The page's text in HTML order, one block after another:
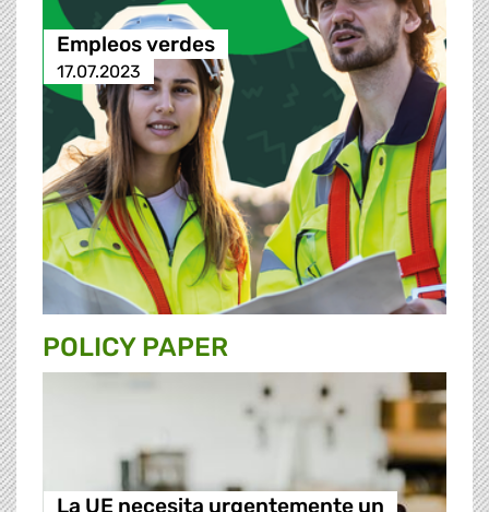
Empleos verdes
17.07.2023
POLICY PAPER
La UE necesita urgentemente un